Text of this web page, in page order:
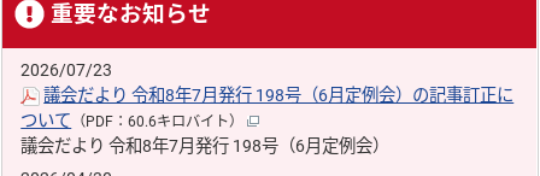
重要なお知らせ
2026/07/23
議会だより 令和8年7月発行 198号（6月定例会）の記事訂正に
ついて （PDF：60.6キロバイト）
議会だより 令和8年7月発行 198号（6月定例会）